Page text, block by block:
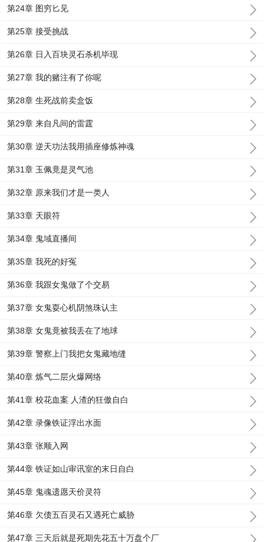
第24章 图穷匕见
第25章 接受挑战
第26章 日入百块灵石杀机毕现
第27章 我的赌注有了你呢
第28章 生死战前卖盒饭
第29章 来自凡间的雷霆
第30章 逆天功法我用插座修炼神魂
第31章 玉佩竟是灵气池
第32章 原来我们才是一类人
第33章 天眼符
第34章 鬼域直播间
第35章 我死的好冤
第36章 我跟女鬼做了个交易
第37章 女鬼耍心机阴煞珠认主
第38章 女鬼竟被我丢在了地球
第39章 警察上门我把女鬼藏地缝
第40章 炼气二层火爆网络
第41章 校花血案 人渣的狂傲自白
第42章 录像铁证浮出水面
第43章 张顺入网
第44章 铁证如山审讯室的末日自白
第45章 鬼魂遗愿天价灵符
第46章 欠债五百灵石又遇死亡威胁
第47章 三天后就是死期先花五十万盘个厂